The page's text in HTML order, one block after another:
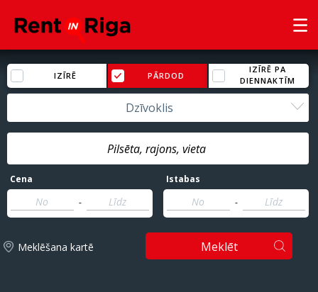
IZĪRĒ PĀRDOD
IZĪRĒ PA
DIENNAKTĪM
Dzīvoklis
Cena
-
Istabas
-
Meklēšana kartē Meklēt